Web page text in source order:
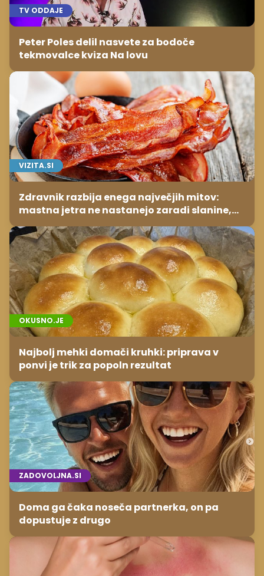
TV ODDAJE
Peter Poles delil nasvete za bodoče
tekmovalce kviza Na lovu
VIZITA.SI
Zdravnik razbija enega največjih mitov:
mastna jetra ne nastanejo zaradi slanine,
temveč zaradi živila, ki ga imamo vsi radi
OKUSNO.JE
Najbolj mehki domači kruhki: priprava v
ponvi je trik za popoln rezultat
ZADOVOLJNA.SI
Doma ga čaka noseča partnerka, on pa
dopustuje z drugo